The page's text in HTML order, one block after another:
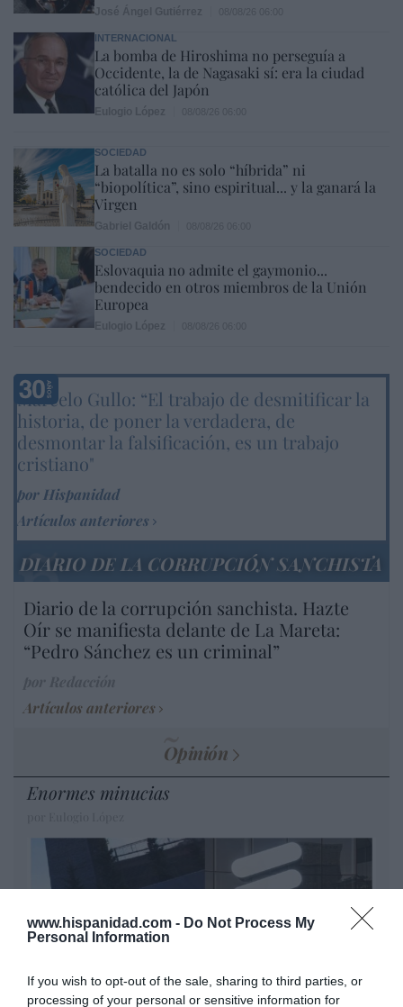
www.hispanidad.com - Do Not Process My
Personal Information
If you wish to opt-out of the sale, sharing to third parties, or
processing of your personal or sensitive information for
INTERNACIONAL
La bomba de Hiroshima no perseguía a
Occidente, la de Nagasaki sí: era la ciudad
católica del Japón
SOCIEDAD
La batalla no es solo “híbrida” ni
“biopolítica”, sino espiritual... y la ganará la
Virgen
SOCIEDAD
Eslovaquia no admite el gaymonio...
bendecido en otros miembros de la Unión
Europea
Marcelo Gullo: “El trabajo de desmitificar la
historia, de poner la verdadera, de
desmontar la falsificación, es un trabajo
cristiano"
por Hispanidad
Artículos anteriores
DIARIO DE LA CORRUPCIÓN SANCHISTA
Diario de la corrupción sanchista. Hazte
Oír se manifiesta delante de La Mareta:
“Pedro Sánchez es un criminal”
Artículos anteriores
Opinión
Enormes minucias